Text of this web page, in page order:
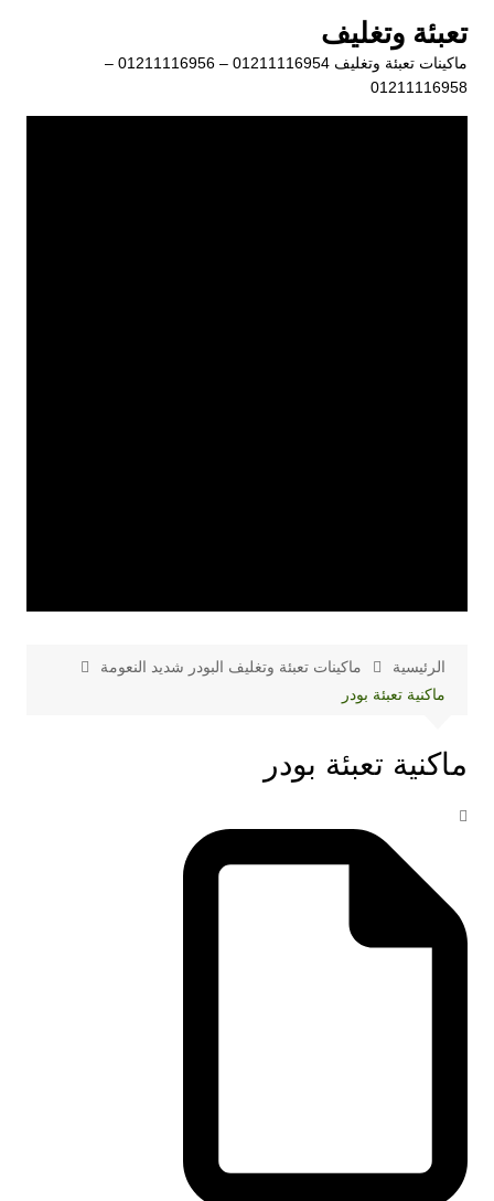
المحتوى
تعبئة وتغليف
ماكينات تعبئة وتغليف 01211116954 – 01211116956 –
01211116958
الرئيسية
ماكينات تعبئة وتغليف البودر شديد النعومة
ماكنية تعبئة بودر
ماكنية تعبئة بودر